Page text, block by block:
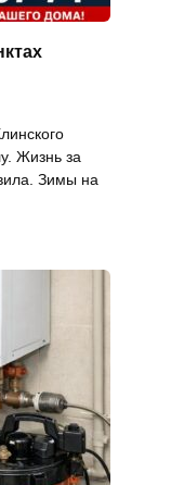
Жизнь за
Зимы на